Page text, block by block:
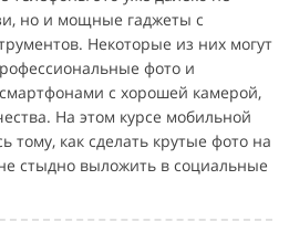
но и мощные гаджеты с
Некоторые из них могут
фото и
с хорошей камерой,
На этом курсе мобильной
тому, как сделать крутые фото на
стыдно выложить в социальные